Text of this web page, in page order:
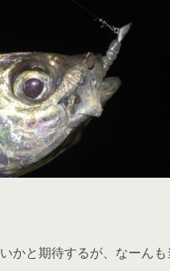
かと期待するが、なーん